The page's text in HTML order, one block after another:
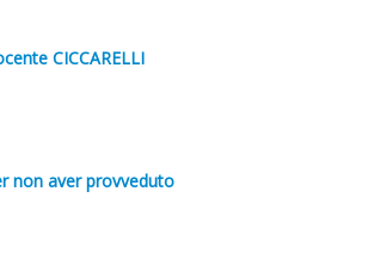
CICCARELLI
non aver provveduto